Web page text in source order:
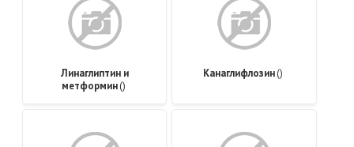
Линаглиптин и
метформин()
Канаглифлозин()